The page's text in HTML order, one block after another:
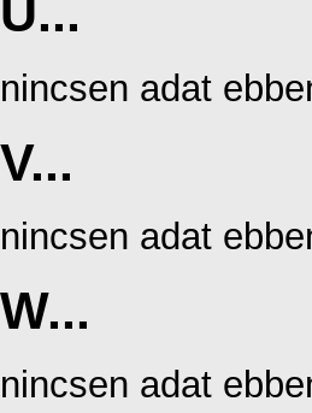
U...
nincsen adat
V...
nincsen adat
W...
nincsen adat